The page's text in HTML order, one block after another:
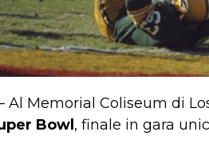
Al Memorial Coliseum di
Bowl , finale in gara